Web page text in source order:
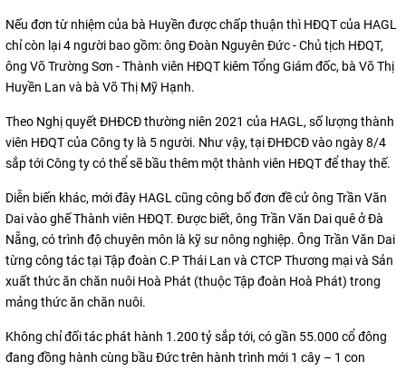
Nếu đơn từ nhiệm của bà Huyền được chấp thuận thì HĐQT của HAGL
chỉ còn lại 4 người bao gồm: ông Đoàn Nguyên Đức - Chủ tịch HĐQT,
ông Võ Trường Sơn - Thành viên HĐQT kiêm Tổng Giám đốc, bà Võ Thị
Huyền Lan và bà Võ Thị Mỹ Hạnh.
Theo Nghị quyết ĐHĐCĐ thường niên 2021 của HAGL, số lượng thành
viên HĐQT của Công ty là 5 người. Như vậy, tại ĐHĐCĐ vào ngày 8/4
sắp tới Công ty có thể sẽ bầu thêm một thành viên HĐQT để thay thế.
Diễn biến khác, mới đây HAGL cũng công bố đơn đề cử ông Trần Văn
Dai vào ghế Thành viên HĐQT. Được biết, ông Trần Văn Dai quê ở Đà
Nẵng, có trình độ chuyên môn là kỹ sư nông nghiệp. Ông Trần Văn Dai
từng công tác tại Tập đoàn C.P Thái Lan và CTCP Thương mại và Sản
xuất thức ăn chăn nuôi Hoà Phát (thuộc Tập đoàn Hoà Phát) trong
mảng thức ăn chăn nuôi.
Không chỉ đối tác phát hành 1.200 tỷ sắp tới, có gần 55.000 cổ đông
đang đồng hành cùng bầu Đức trên hành trình mới 1 cây – 1 con